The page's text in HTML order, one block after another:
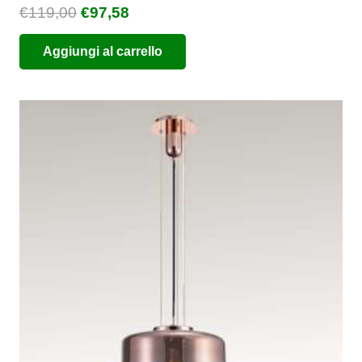
€119,00 Il
prezzo
originale
era:
€97,58
prezzo
attuale
è:
Aggiungi al carrello